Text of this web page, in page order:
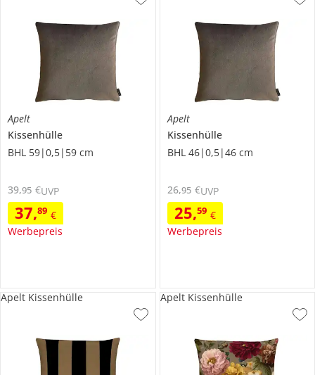
Apelt
Kissenhülle
BHL 59|0,5|59 cm
37,89 €
Werbepreis
39,95 €UVP
Apelt
Kissenhülle
BHL 46|0,5|46 cm
25,59 €
Werbepreis
26,95 €UVP
Apelt Kissenhülle Apelt Kissenhülle